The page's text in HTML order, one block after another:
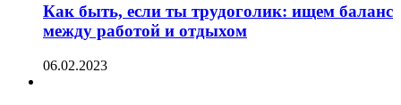
Как быть, если ты трудоголик: ищем баланс
между работой и отдыхом
06.02.2023